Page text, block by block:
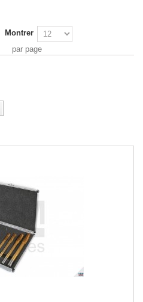
Montrer
par page